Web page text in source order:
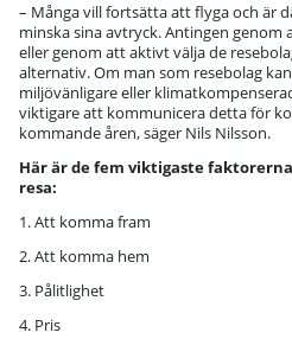
– Många vill fortsätta att flyga och är
minska sina avtryck. Antingen
eller genom att aktivt välja de
alternativ. Om man som resebolag
miljövänligare eller
viktigare att kommunicera detta för
kommande åren, säger Nils Nilsson.
Här är de fem viktigaste
resa:
1. Att komma fram
2. Att komma hem
3. Pålitlighet
4. Pris